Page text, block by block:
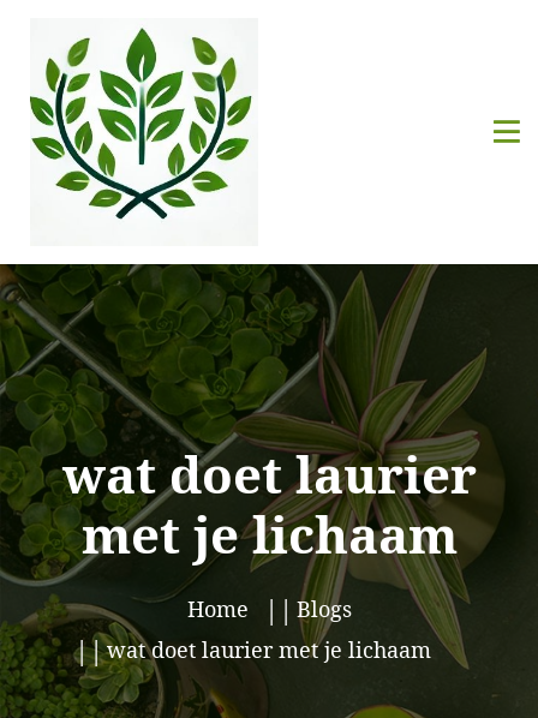
wat doet laurier
met je lichaam
Home
Blogs
wat doet laurier met je lichaam